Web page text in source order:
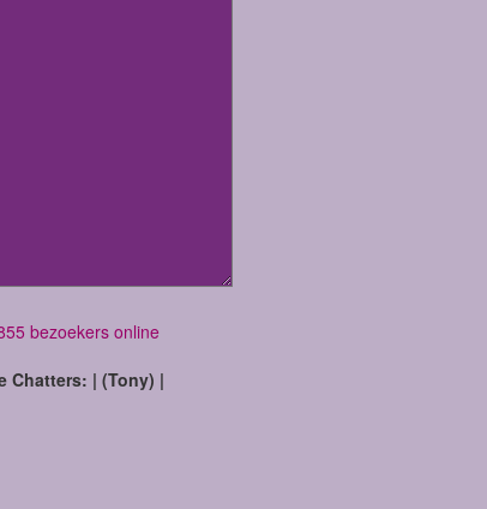
bezoekers online
Chatters: | (Tony) |